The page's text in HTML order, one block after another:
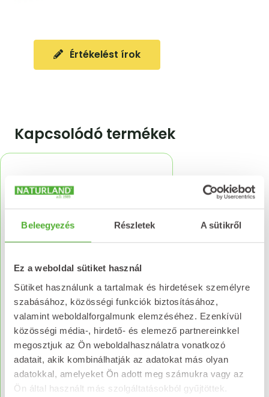
Beleegyezés Részletek A sütikről
Ez a weboldal sütiket használ
Sütiket használunk a tartalmak és hirdetések személyre
szabásához, közösségi funkciók biztosításához,
valamint weboldalforgalmunk elemzéséhez. Ezenkívül
közösségi média-, hirdető- és elemező partnereinkkel
megosztjuk az Ön weboldalhasználatra vonatkozó
adatait, akik kombinálhatják az adatokat más olyan
adatokkal, amelyeket Ön adott meg számukra vagy az
Ön által használt más szolgáltatásokból gyűjtöttek.
Értékelést írok
Kapcsolódó termékek
NATURLAND Szennalevél
tea filteres 25x1g
874Ft
Kosárba teszem